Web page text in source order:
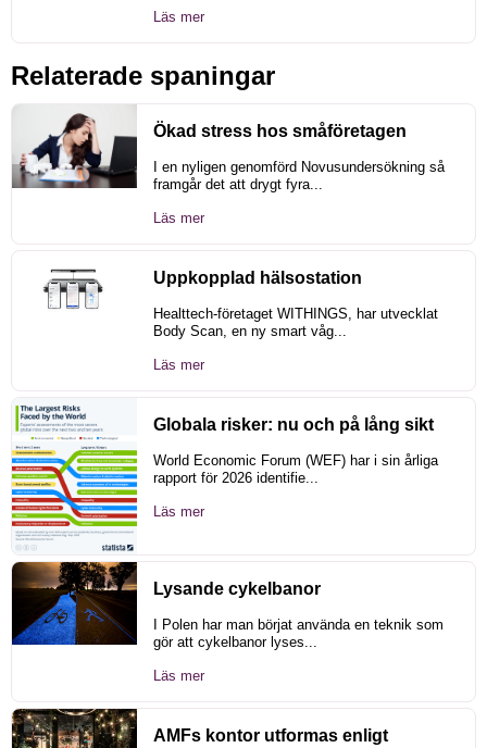
Läs mer
Relaterade spaningar
Ökad stress hos småföretagen
I en nyligen genomförd Novusundersökning så
framgår det att drygt fyra...
Läs mer
Uppkopplad hälsostation
Healttech-företaget WITHINGS, har utvecklat
Body Scan, en ny smart våg...
Läs mer
Globala risker: nu och på lång sikt
World Economic Forum (WEF) har i sin årliga
rapport för 2026 identifie...
Läs mer
Lysande cykelbanor
I Polen har man börjat använda en teknik som
gör att cykelbanor lyses...
Läs mer
AMFs kontor utformas enligt